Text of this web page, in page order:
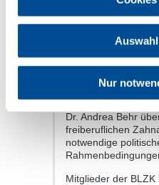
Nur
Einblicke in die
Dokumentation im
Höhepunkt ist die
Markwort (Saal K3).
Gründer diskutieren
Dr. Frank Wohl und
Dr. Andrea Behr
freiberuflichen
notwendige
Mitglieder der BLZK